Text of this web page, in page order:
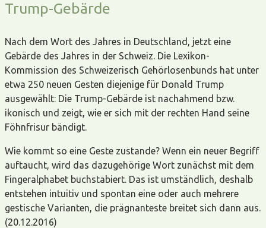
Trump-Gebärde
Nach dem Wort des Jahres in Deutschland, jetzt eine
Gebärde des Jahres in der Schweiz. Die Lexikon-
Kommission des Schweizerisch Gehörlosenbunds hat unter
etwa 250 neuen Gesten diejenige für Donald Trump
ausgewählt: Die Trump-Gebärde ist nachahmend bzw.
ikonisch und zeigt, wie er sich mit der rechten Hand seine
Föhnfrisur bändigt.
Wie kommt so eine Geste zustande? Wenn ein neuer Begriff
auftaucht, wird das dazugehörige Wort zunächst mit dem
Fingeralphabet buchstabiert. Das ist umständlich, deshalb
entstehen intuitiv und spontan eine oder auch mehrere
gestische Varianten, die prägnanteste breitet sich dann aus.
(20.12.2016)